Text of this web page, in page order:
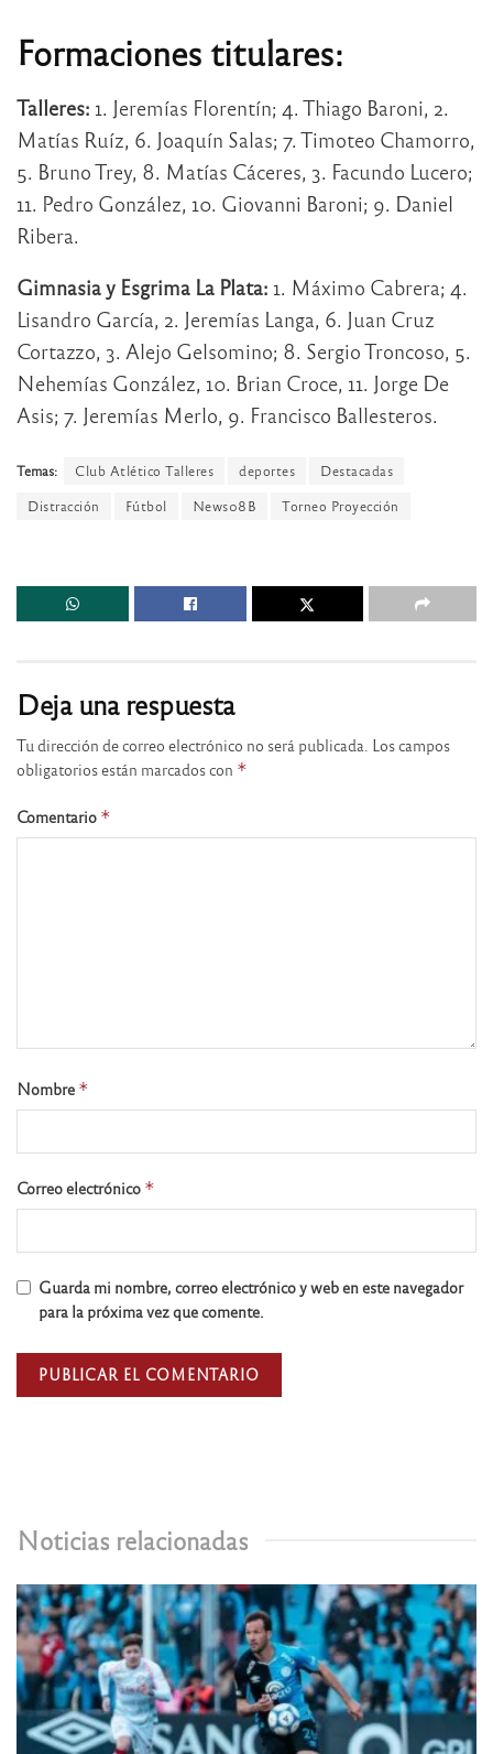
Formaciones titulares:
Talleres: 1. Jeremías Florentín; 4. Thiago Baroni, 2.
Matías Ruíz, 6. Joaquín Salas; 7. Timoteo Chamorro,
5. Bruno Trey, 8. Matías Cáceres, 3. Facundo Lucero;
11. Pedro González, 10. Giovanni Baroni; 9. Daniel
Ribera.
Gimnasia y Esgrima La Plata: 1. Máximo Cabrera; 4.
Lisandro García, 2. Jeremías Langa, 6. Juan Cruz
Cortazzo, 3. Alejo Gelsomino; 8. Sergio Troncoso, 5.
Nehemías González, 10. Brian Croce, 11. Jorge De
Asis; 7. Jeremías Merlo, 9. Francisco Ballesteros.
Temas: Club Atlético Talleres deportes
Destacadas
Distracción
Fútbol News08B Torneo Proyección
Noticias relacionadas
Deja una respuesta
Tu dirección de correo electrónico no será publicada. Los campos
obligatorios están marcados con *
Comentario *
Nombre *
Correo electrónico *
Guarda mi nombre, correo electrónico y web en este navegador
para la próxima vez que comente.